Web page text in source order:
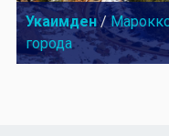
Укаимден/
города